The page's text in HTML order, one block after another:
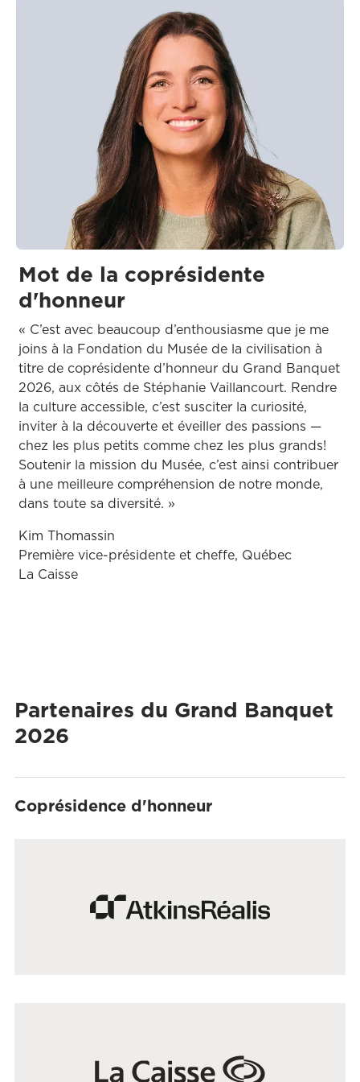
Mot de la coprésidente
d'honneur
« C’est avec beaucoup d’enthousiasme que je me
joins à la Fondation du Musée de la civilisation à
titre de coprésidente d’honneur du Grand Banquet
2026, aux côtés de Stéphanie Vaillancourt. Rendre
la culture accessible, c’est susciter la curiosité,
inviter à la découverte et éveiller des passions —
chez les plus petits comme chez les plus grands!
Soutenir la mission du Musée, c’est ainsi contribuer
à une meilleure compréhension de notre monde,
dans toute sa diversité. »
Kim Thomassin
Première vice-présidente et cheffe, Québec
La Caisse
Partenaires du Grand Banquet
2026
Coprésidence d'honneur